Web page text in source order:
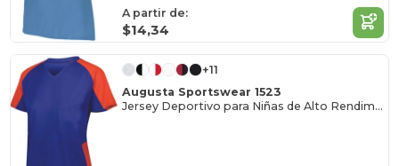
A partir de:
$14,34
+11
Augusta Sportswear 1523
Jersey Deportivo para Niñas de Alto Rendimiento